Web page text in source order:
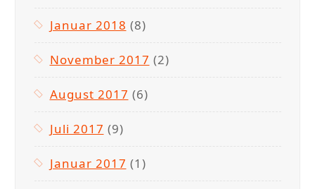
Januar 2018 (8)
November 2017 (2)
August 2017 (6)
Juli 2017 (9)
Januar 2017 (1)